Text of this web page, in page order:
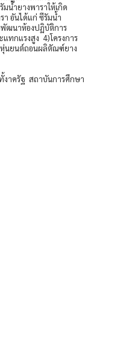
น้ำยางพาราให้เกิด
อันได้แก่ ซีรัมน้ำ
พัฒนาห้องปฏิบัติการ
ทกแรงสูง 4)โครงการ
หุ่นยนต์ถอนผลิตัณฑ์ยาง
งาครัฐ สถาบันการศึกษา